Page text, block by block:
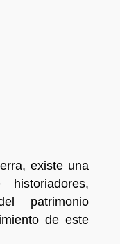
existe una
historiadores,
patrimonio
de este